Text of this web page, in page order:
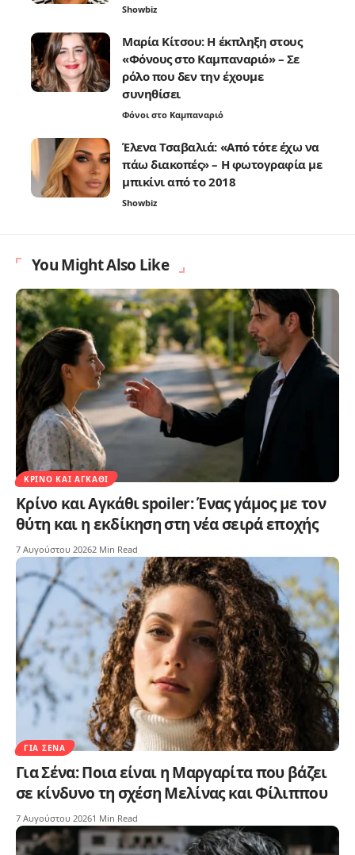
Showbiz
Μαρία Κίτσου: Η έκπληξη στους
«Φόνους στο Καμπαναριό» – Σε
ρόλο που δεν την έχουμε
συνηθίσει
Φόνοι στο Καμπαναριό
Έλενα Τσαβαλιά: «Από τότε έχω να
πάω διακοπές» – Η φωτογραφία με
μπικίνι από το 2018
Showbiz
You Might Also Like
ΚΡΊΝΟ ΚΑΙ ΑΓΚΆΘΙ
Κρίνο και Αγκάθι spoiler: Ένας γάμος με τον
θύτη και η εκδίκηση στη νέα σειρά εποχής
7 Αυγούστου 20262 Min Read
ΓΙΑ ΣΈΝΑ
Για Σένα: Ποια είναι η Μαργαρίτα που βάζει
σε κίνδυνο τη σχέση Μελίνας και Φίλιππου
7 Αυγούστου 20261 Min Read